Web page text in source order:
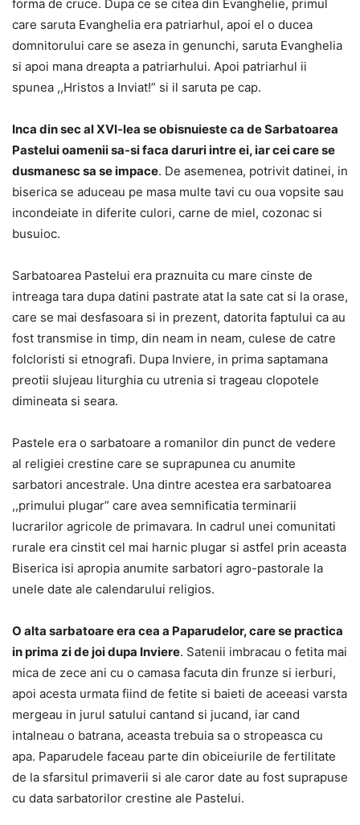
forma de cruce. Dupa ce se citea din Evanghelie, primul
care saruta Evanghelia era patriarhul, apoi el o ducea
domnitorului care se aseza in genunchi, saruta Evanghelia
si apoi mana dreapta a patriarhului. Apoi patriarhul ii
spunea ,,Hristos a Inviat!” si il saruta pe cap.
Inca din sec al XVI-lea se obisnuieste ca de Sarbatoarea
Pastelui oamenii sa-si faca daruri intre ei, iar cei care se
dusmanesc sa se impace. De asemenea, potrivit datinei, in
biserica se aduceau pe masa multe tavi cu oua vopsite sau
incondeiate in diferite culori, carne de miel, cozonac si
busuioc.
Sarbatoarea Pastelui era praznuita cu mare cinste de
intreaga tara dupa datini pastrate atat la sate cat si la orase,
care se mai desfasoara si in prezent, datorita faptului ca au
fost transmise in timp, din neam in neam, culese de catre
folcloristi si etnografi. Dupa Inviere, in prima saptamana
preotii slujeau liturghia cu utrenia si trageau clopotele
dimineata si seara.
Pastele era o sarbatoare a romanilor din punct de vedere
al religiei crestine care se suprapunea cu anumite
sarbatori ancestrale. Una dintre acestea era sarbatoarea
,,primului plugar” care avea semnificatia terminarii
lucrarilor agricole de primavara. In cadrul unei comunitati
rurale era cinstit cel mai harnic plugar si astfel prin aceasta
Biserica isi apropia anumite sarbatori agro-pastorale la
unele date ale calendarului religios.
O alta sarbatoare era cea a Paparudelor, care se practica
in prima zi de joi dupa Inviere. Satenii imbracau o fetita mai
mica de zece ani cu o camasa facuta din frunze si ierburi,
apoi acesta urmata fiind de fetite si baieti de aceeasi varsta
mergeau in jurul satului cantand si jucand, iar cand
intalneau o batrana, aceasta trebuia sa o stropeasca cu
apa. Paparudele faceau parte din obiceiurile de fertilitate
de la sfarsitul primaverii si ale caror date au fost suprapuse
cu data sarbatorilor crestine ale Pastelui.